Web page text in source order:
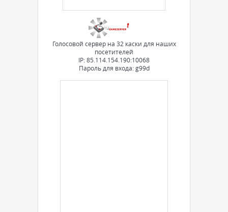
Голосовой сервер на 32 каски для наших
посетителей
IP: 85.114.154.190:10068
Пароль для входа: g99d